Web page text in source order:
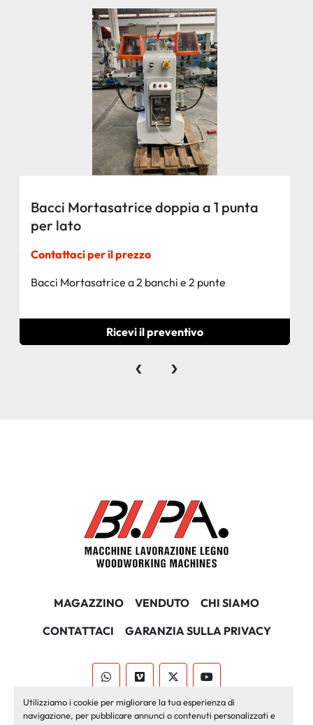
Utilizziamo i cookie per migliorare la tua esperienza di
navigazione, per pubblicare annunci o contenuti personalizzati e
Bacci Mortasatrice doppia a 1 punta
per lato
Contattaci per il prezzo
Bacci Mortasatrice a 2 banchi e 2 punte
Ricevi il preventivo
‹ ›
MAGAZZINO VENDUTO
CHI SIAMO
CONTATTACI
GARANZIA SULLA PRIVACY
whatsappvimeo twitteryoutube
Machinio Systemsito web diMachinio